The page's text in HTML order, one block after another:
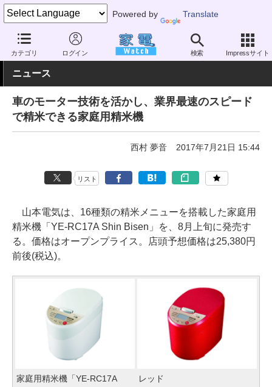
Powered by Translate
カテゴリ ログイン 検索 Impressサイト
家電 Watch 生活家電 キッチン家電 精米器
ニュース
車のモーター技術を活かし、業界最速のスピード
で精米できる家庭用精米機
西村 夢音 2017年7月21日 15:44
リスト
山本電気は、16種類の精米メニューを搭載した家庭用
精米機「YE-RC17A Shin Bisen」を、8月上旬に発売す
る。価格はオープンプライス。店頭予想価格は25,380円
前後(税込)。
家庭用精米機「YE-RC17A
レッド